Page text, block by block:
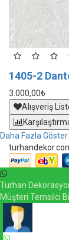
1405-2
3.000,00₺
Alışveriş
Daha Fazla Göster
Turhan
Müşteri Temsilci